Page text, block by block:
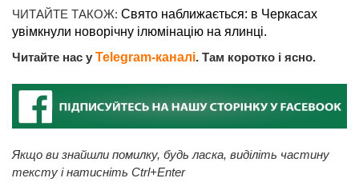
ЧИТАЙТЕ ТАКОЖ: Свято наближається: в Черкасах
увімкнули новорічну ілюмінацію на ялинці.
Читайте нас у Telegram-каналі. Там коротко і ясно.
Якщо ви знайшли помилку, будь ласка, виділіть частину
тексту і натисніть Ctrl+Enter